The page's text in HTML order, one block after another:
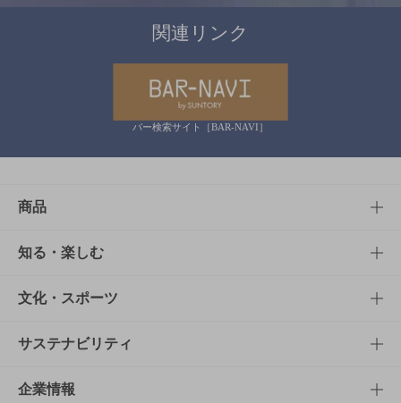
関連リンク
バー検索サイト［BAR-NAVI］
商品
商品TOP
商品一覧
商品発売情報
栄養成分一覧
知る・楽しむ
知る・楽しむTOP
キャンペーン
工場見学
文化・スポーツ
文化・スポーツTOP
サントリーホール
サステナビリティ
サステナビリティTOP
企業情報